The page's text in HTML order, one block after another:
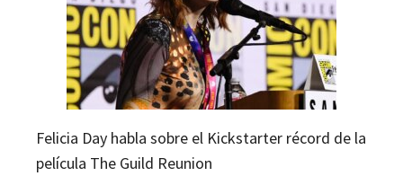
Felicia Day habla sobre el Kickstarter récord de la
película The Guild Reunion